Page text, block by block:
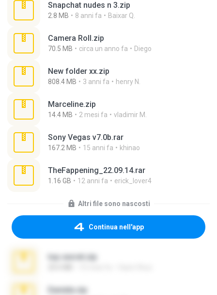
Snapchat nudes n 3.zip
2.8 MB 8 anni fa Baixar Q.
Camera Roll.zip
70.5 MB circa un anno fa Diego
New folder xx.zip
808.4 MB 3 anni fa henry N.
Marceline.zip
14.4 MB 2 mesi fa vladimir M.
Sony Vegas v7.0b.rar
167.2 MB 15 anni fa khinao
TheFappening_22.09.14.rar
1.16 GB 12 anni fa erick_lover4
Altri file sono nascosti
Continua nell'app
top secret.zip
Daniela.zip